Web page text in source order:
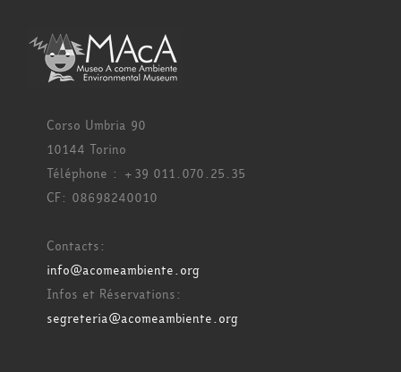
Corso Umbria 90
10144 Torino
Téléphone : +39 011.070.25.35
CF: 08698240010
Contacts:
info@acomeambiente.org
Infos et Réservations:
segreteria@acomeambiente.org